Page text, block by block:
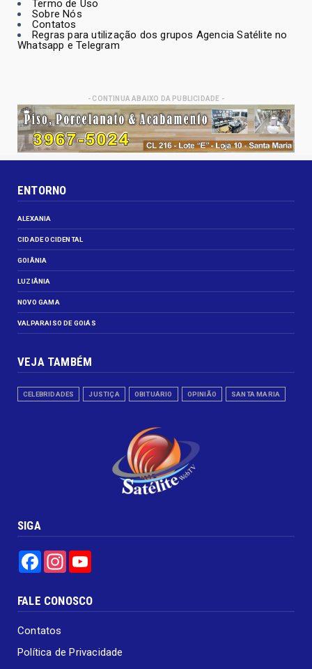
Termo de Uso
Sobre Nós
Contatos
Regras para utilização dos grupos Agencia Satélite no
Whatsapp e Telegram
- CONTINUA ABAIXO DA PUBLICIDADE -
ENTORNO
ALEXANIA
CIDADE OCIDENTAL
GOIÂNIA
LUZIÂNIA
NOVO GAMA
VALPARAISO DE GOIÁS
VEJA TAMBÉM
CELEBRIDADES JUSTIÇA OBITUÁRIO OPINIÃO SANTA MARIA
SIGA
FacebookInstagram
FALE CONOSCO
Contatos
Política de Privacidade